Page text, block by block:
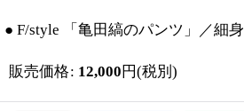
● F/style 「亀田縞のパンツ」／細身
販売価格: 12,000 円(税別)